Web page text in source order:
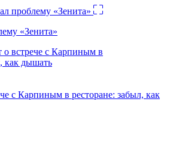
«Зенита»
с Карпиным в ресторане: забыл, как